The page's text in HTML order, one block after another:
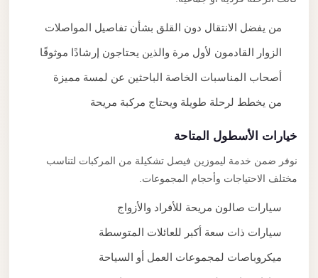
من يفضل الانتقال دون القلق بشأن تفاصيل المواصلات
الزوار القادمون لأول مرة والذين يحتاجون إرشادًا موثوقًا
أصحاب المناسبات الخاصة الباحثين عن لمسة مميزة
من يخطط لرحلة طويلة ويحتاج مركبة مريحة
خيارات الأسطول المتاحة
نوفر ضمن خدمة ليموزين فيصل تشكيلة من المركبات لتناسب
مختلف الاحتياجات وأحجام المجموعات.
سيارات صالون مريحة للأفراد والأزواج
سيارات ذات سعة أكبر للعائلات المتوسطة
ميكروباصات لمجموعات العمل أو السياحة